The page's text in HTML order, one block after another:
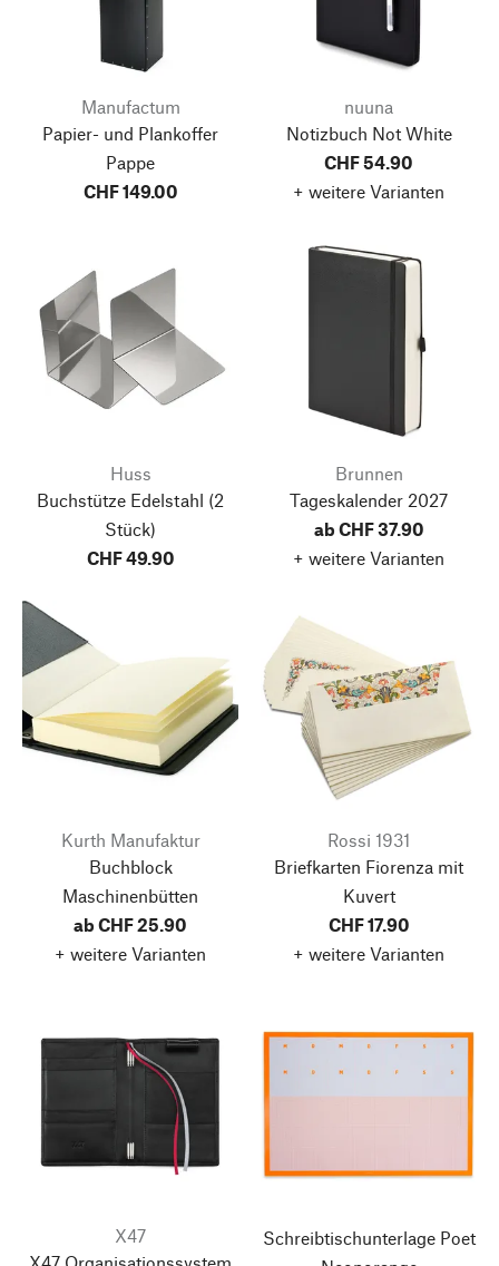
Manufactum
Papier- und Plankoffer
Pappe
CHF 149.00
nuuna
Notizbuch Not White
CHF 54.90
+ weitere Varianten
Huss
Buchstütze Edelstahl (2
Stück)
CHF 49.90
Brunnen
Tageskalender 2027
ab CHF 37.90
+ weitere Varianten
Kurth Manufaktur
Buchblock
Maschinenbütten
ab CHF 25.90
+ weitere Varianten
Rossi 1931
Briefkarten Fiorenza mit
Kuvert
CHF 17.90
+ weitere Varianten
X47
Schreibtischunterlage Poet